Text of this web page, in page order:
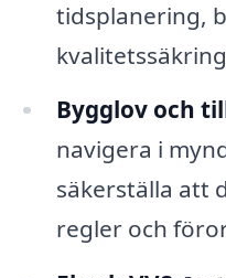
tidsplanering,
Bygglov och
navigera i
säkerställa att
regler och